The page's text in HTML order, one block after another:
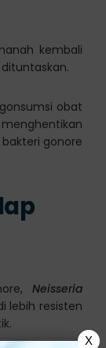
kembali
obat
gonore
Neisseria
lebih resisten
X